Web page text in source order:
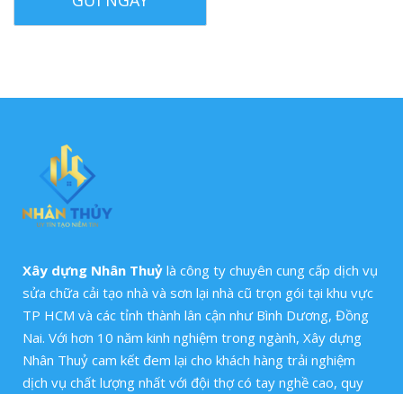
Xây dựng Nhân Thuỷ là công ty chuyên cung cấp dịch vụ
sửa chữa cải tạo nhà và sơn lại nhà cũ trọn gói tại khu vực
TP HCM và các tỉnh thành lân cận như Bình Dương, Đồng
Nai. Với hơn 10 năm kinh nghiệm trong ngành, Xây dựng
Nhân Thuỷ cam kết đem lại cho khách hàng trải nghiệm
dịch vụ chất lượng nhất với đội thợ có tay nghề cao, quy